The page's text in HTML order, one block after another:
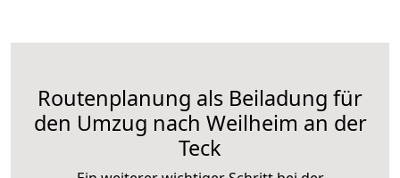
Routenplanung als Beiladung für
den Umzug nach Weilheim an der
Teck